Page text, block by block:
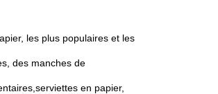
les plus populaires et les
des manches de
serviettes en papier,